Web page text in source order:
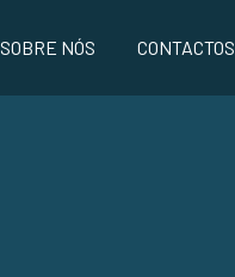
SOBRE NÓS CONTACTOS